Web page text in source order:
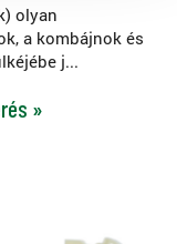
olyan
a kombájnok és
j...
»